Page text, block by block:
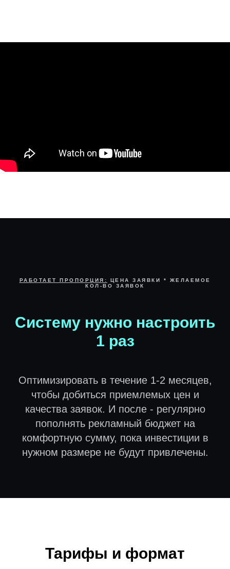
РАБОТАЕТ ПРОПОРЦИЯ:
ЦЕНА ЗАЯВКИ * ЖЕЛАЕМОЕ
КОЛ-ВО ЗАЯВОК
Систему нужно настроить
1 раз
Оптимизировать в течение 1-2 месяцев,
чтобы добиться приемлемых цен и
качества заявок. И после - регулярно
пополнять рекламный бюджет на
комфортную сумму, пока инвестиции в
нужном размере не будут привлечены.
Тарифы и формат